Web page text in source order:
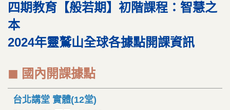
四期教育【般若期】初階課程：智慧之
本
2024年靈鷲山全球各據點開課資訊
◼︎ 國內開課據點
台北講堂 實體(12堂)